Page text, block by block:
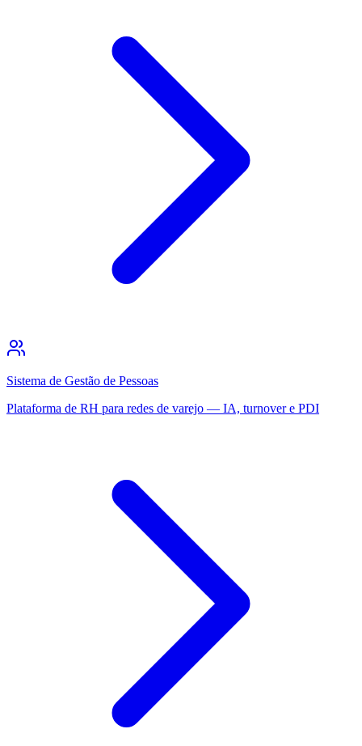
Sistema de Gestão de Pessoas
Plataforma de RH para redes de varejo — IA, turnover e PDI